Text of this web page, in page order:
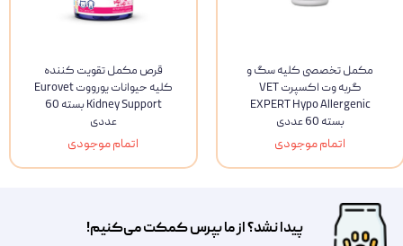
مکمل تخصصی کلیه سگ و
گربه وت اکسپرت VET
EXPERT Hypo Allergenic
بسته 60 عددی
اتمام موجودی
قرص مکمل تقویت کننده
کلیه حیوانات یورووت Eurovet
Kidney Support بسته 60
عددی
اتمام موجودی
پیدا نشد؟ از ما بپرس کمکت می‌کنیم!